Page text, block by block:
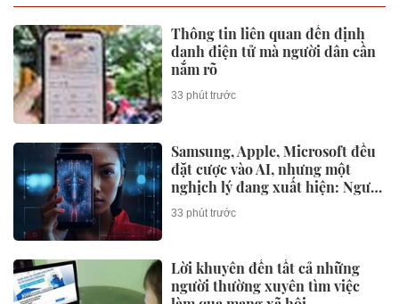
Thông tin liên quan đến định
danh điện tử mà người dân cần
nắm rõ
33 phút trước
Samsung, Apple, Microsoft đều
đặt cược vào AI, nhưng một
nghịch lý đang xuất hiện: Người
mua không phải lúc nào cũng
dùng
33 phút trước
Lời khuyên đến tất cả những
người thường xuyên tìm việc